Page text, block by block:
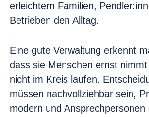
erleichtern Familien,
Betrieben den Alltag.
Eine gute Verwaltung erkennt
dass sie Menschen ernst nimmt
nicht im Kreis laufen.
müssen nachvollziehbar sein,
modern und Ansprechpersonen